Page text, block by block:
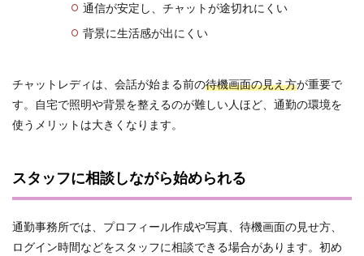
通信が安定し、チャットが途切れにくい
背景に生活感が出にくい
チャットレディは、会話が始まる前の待機画面の見え方が重要で
す。自宅で照明や背景を整えるのが難しい人ほど、通勤の環境を
使うメリットは大きくなります。
スタッフに相談しながら始められる
通勤事務所では、プロフィール作成や写真、待機画面の見せ方、
ログイン時間などをスタッフに相談できる場合があります。初め